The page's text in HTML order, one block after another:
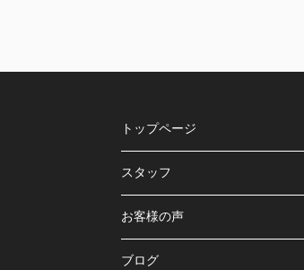
トップページ
スタッフ
お客様の声
ブログ